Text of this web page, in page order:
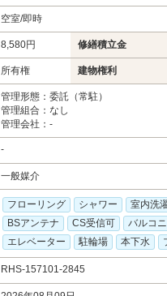
空室/即時
8,580円 修繕積立金
所有権 建物権利
管理形態：委託（常駐）
管理組合：なし
管理会社：-
-
一般媒介
フローリング シャワー
室内洗
BSアンテナ
CS受信可
バルコ
エレベーター
駐輪場 本下水
RHS-157101-2845